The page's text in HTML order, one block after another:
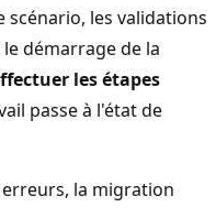
scénario, les validations
démarrage de la
les étapes
passe à l'état de
la migration